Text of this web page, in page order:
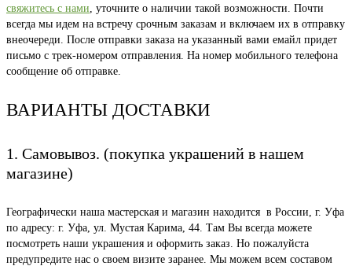
свяжитесь с нами, уточните о наличии такой возможности. Почти
всегда мы идем на встречу срочным заказам и включаем их в отправку
внеочереди. После отправки заказа на указанный вами емайл придет
письмо с трек-номером отправления. На номер мобильного телефона
сообщение об отправке.
ВАРИАНТЫ ДОСТАВКИ
1. Самовывоз. (покупка украшений в нашем
магазине)
Географически наша мастерская и магазин находится в России, г. Уфа
по адресу: г. Уфа, ул. Мустая Карима, 44. Там Вы всегда можете
посмотреть наши украшения и оформить заказ. Но пожалуйста
предупредите нас о своем визите заранее. Мы можем всем составом